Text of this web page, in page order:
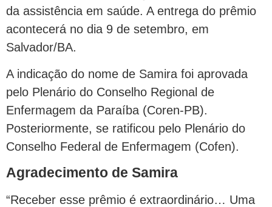
da assistência em saúde. A entrega do prêmio
acontecerá no dia 9 de setembro, em
Salvador/BA.
A indicação do nome de Samira foi aprovada
pelo Plenário do Conselho Regional de
Enfermagem da Paraíba (Coren-PB).
Posteriormente, se ratificou pelo Plenário do
Conselho Federal de Enfermagem (Cofen).
Agradecimento de Samira
“Receber esse prêmio é extraordinário… Uma